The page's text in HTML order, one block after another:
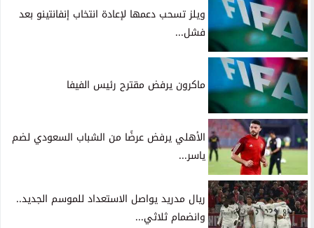
ويلز تسحب دعمها لإعادة انتخاب إنفانتينو بعد
فشل...
ماكرون يرفض مقترح رئيس الفيفا
الأهلي يرفض عرضًا من الشباب السعودي لضم
ياسر...
ريال مدريد يواصل الاستعداد للموسم الجديد..
وانضمام ثلاثي...